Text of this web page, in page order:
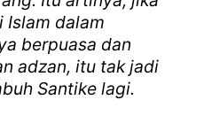
Islam dalam
berpuasa dan
adzan, itu tak jadi
Santike lagi.